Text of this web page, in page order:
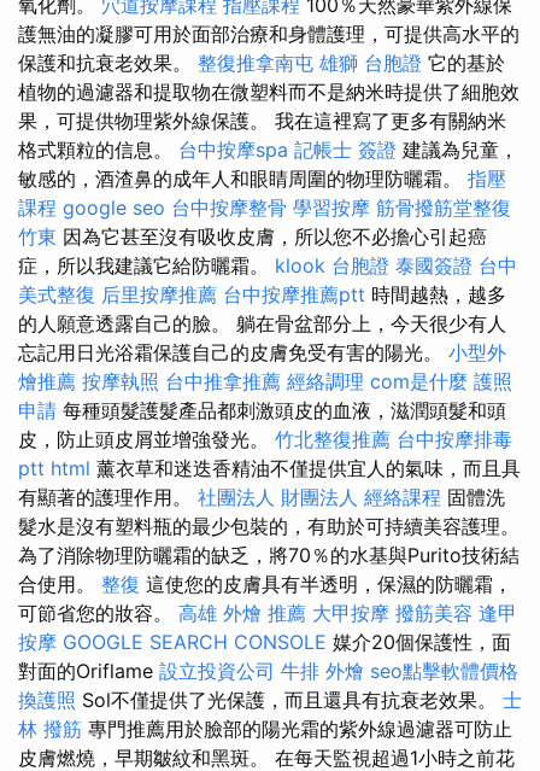
氧化劑。 穴道按摩課程 指壓課程 100％天然豪華紫外線保
護無油的凝膠可用於面部治療和身體護理，可提供高水平的
保護和抗衰老效果。 整復推拿南屯 雄獅 台胞證 它的基於
植物的過濾器和提取物在微塑料而不是納米時提供了細胞效
果，可提供物理紫外線保護。 我在這裡寫了更多有關納米
格式顆粒的信息。 台中按摩spa 記帳士 簽證 建議為兒童，
敏感的，酒渣鼻的成年人和眼睛周圍的物理防曬霜。 指壓
課程 google seo 台中按摩整骨 學習按摩 筋骨撥筋堂整復
竹東 因為它甚至沒有吸收皮膚，所以您不必擔心引起癌
症，所以我建議它給防曬霜。 klook 台胞證 泰國簽證 台中
美式整復 后里按摩推薦 台中按摩推薦ptt 時間越熱，越多
的人願意透露自己的臉。 躺在骨盆部分上，今天很少有人
忘記用日光浴霜保護自己的皮膚免受有害的陽光。 小型外
燴推薦 按摩執照 台中推拿推薦 經絡調理 com是什麼 護照
申請 每種頭髮護髮產品都刺激頭皮的血液，滋潤頭髮和頭
皮，防止頭皮屑並增強發光。 竹北整復推薦 台中按摩排毒
ptt html 薰衣草和迷迭香精油不僅提供宜人的氣味，而且具
有顯著的護理作用。 社團法人 財團法人 經絡課程 固體洗
髮水是沒有塑料瓶的最少包裝的，有助於可持續美容護理。
為了消除物理防曬霜的缺乏，將70％的水基與Purito技術結
合使用。 整復 這使您的皮膚具有半透明，保濕的防曬霜，
可節省您的妝容。 高雄 外燴 推薦 大甲按摩 撥筋美容 逢甲
按摩 GOOGLE SEARCH CONSOLE 媒介20個保護性，面
對面的Oriflame 設立投資公司 牛排 外燴 seo點擊軟體價格
換護照 Sol不僅提供了光保護，而且還具有抗衰老效果。 士
林 撥筋 專門推薦用於臉部的陽光霜的紫外線過濾器可防止
皮膚燃燒，早期皺紋和黑斑。 在每天監視超過1小時之前花